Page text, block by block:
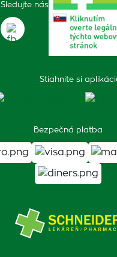
Sledujte nás
Stiahnite si
Bezpečná platba